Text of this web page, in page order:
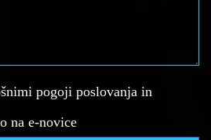
pogoji poslovanja in
na e-novice